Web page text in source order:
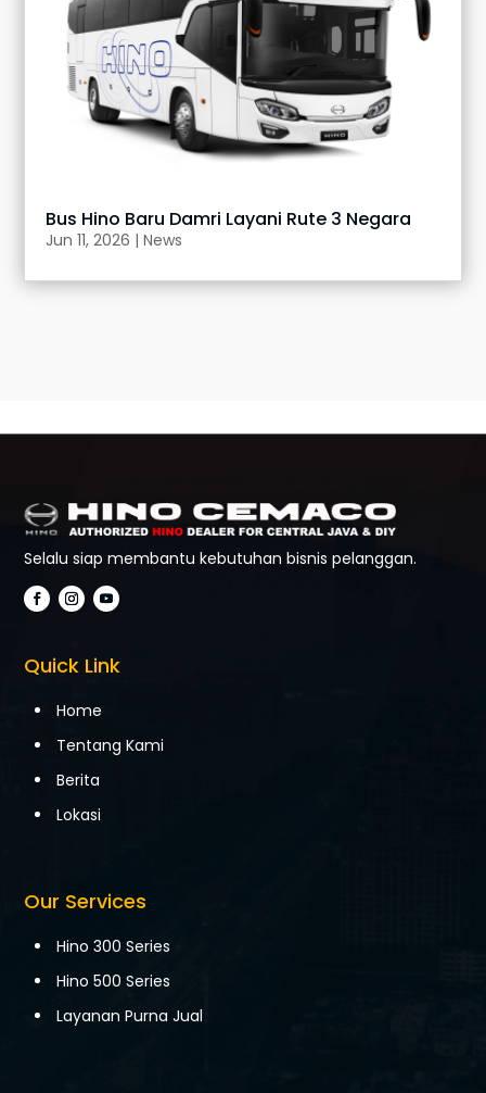
Bus Hino Baru Damri Layani Rute 3 Negara
Jun 11, 2026 |News
Selalu siap membantu kebutuhan bisnis pelanggan.
Quick Link
Home
Tentang Kami
Berita
Lokasi
Our Services
Hino 300 Series
Hino 500 Series
Layanan Purna Jual